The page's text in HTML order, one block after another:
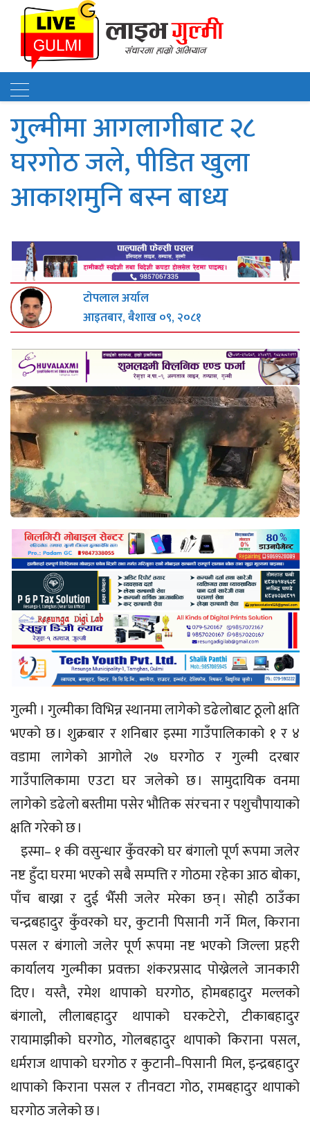
गुल्मीमा आगलागीबाट २८
घरगोठ जले, पीडित खुला
आकाशमुनि बस्न बाध्य
टाेपलाल अर्याल
आइतबार, बैशाख ०९, २०८१
गुल्मी । गुल्मीका विभिन्न स्थानमा लागेको डढेलोबाट ठूलो क्षति
भएको छ । शुक्रबार र शनिबार इस्मा गाउँपालिकाको १ र ४
वडामा लागेको आगोले २७ घरगोठ र गुल्मी दरबार
गाउँपालिकामा एउटा घर जलेको छ । सामुदायिक वनमा
लागेको डढेलो बस्तीमा पसेर भौतिक संरचना र पशुचौपायाको
क्षति गरेको छ ।
इस्मा– १ की वसुन्धार कुँवरको घर बंगालो पूर्ण रूपमा जलेर
नष्ट हुँदा घरमा भएको सबै सम्पत्ति र गोठमा रहेका आठ बोका,
पाँच बाख्रा र दुई भैँसी जलेर मरेका छन् । सोही ठाउँका
चन्द्रबहादुर कुँवरको घर, कुटानी पिसानी गर्ने मिल, किराना
पसल र बंगालो जलेर पूर्ण रूपमा नष्ट भएको जिल्ला प्रहरी
कार्यालय गुल्मीका प्रवक्ता शंकरप्रसाद पोख्रेलले जानकारी
दिए । यस्तै, रमेश थापाको घरगोठ, होमबहादुर मल्लको
बंगालो, लीलाबहादुर थापाको घरकटेरो, टीकाबहादुर
रायामाझीको घरगोठ, गोलबहादुर थापाको किराना पसल,
धर्मराज थापाको घरगोठ र कुटानी–पिसानी मिल, इन्द्रबहादुर
थापाको किराना पसल र तीनवटा गोठ, रामबहादुर थापाको
घरगोठ जलेको छ ।